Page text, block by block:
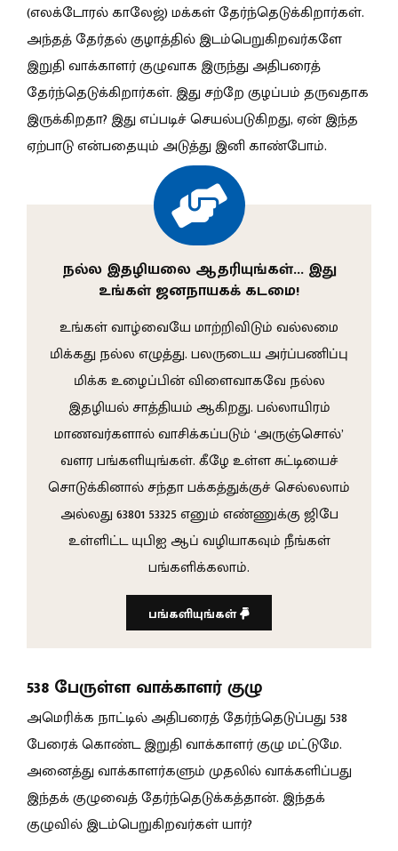
(எலக்டோரல் காலேஜ்) மக்கள் தேர்ந்தெடுக்கிறார்கள்.
அந்தத் தேர்தல் குழாத்தில் இடம்பெறுகிறவர்களே
இறுதி வாக்காளர் குழுவாக இருந்து அதிபரைத்
தேர்ந்தெடுக்கிறார்கள். இது சற்றே குழப்பம் தருவதாக
இருக்கிறதா? இது எப்படிச் செயல்படுகிறது, ஏன் இந்த
ஏற்பாடு என்பதையும் அடுத்து இனி காண்போம்.
நல்ல இதழியலை ஆதரியுங்கள்… இது
உங்கள் ஜனநாயகக் கடமை!
உங்கள் வாழ்வையே மாற்றிவிடும் வல்லமை
மிக்கது நல்ல எழுத்து. பலருடைய அர்ப்பணிப்பு
மிக்க உழைப்பின் விளைவாகவே நல்ல
இதழியல் சாத்தியம் ஆகிறது. பல்லாயிரம்
மாணவர்களால் வாசிக்கப்படும் ‘அருஞ்சொல்’
வளர பங்களியுங்கள். கீழே உள்ள சுட்டியைச்
சொடுக்கினால் சந்தா பக்கத்துக்குச் செல்லலாம்
அல்லது 63801 53325 எனும் எண்ணுக்கு ஜிபே
உள்ளிட்ட யுபிஐ ஆப் வழியாகவும் நீங்கள்
பங்களிக்கலாம்.
பங்களியுங்கள்
538 பேருள்ள வாக்காளர் குழு
அமெரிக்க நாட்டில் அதிபரைத் தேர்ந்தெடுப்பது 538
பேரைக் கொண்ட இறுதி வாக்காளர் குழு மட்டுமே.
அனைத்து வாக்காளர்களும் முதலில் வாக்களிப்பது
இந்தக் குழுவைத் தேர்ந்தெடுக்கத்தான். இந்தக்
குழுவில் இடம்பெறுகிறவர்கள் யார்?